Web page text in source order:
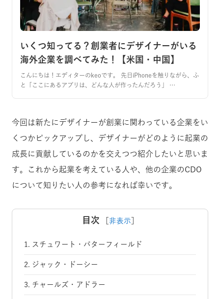
いくつ知ってる？創業者にデザイナーがいる
海外企業を調べてみた！【米国・中国】
こんにちは！エディターのkeoです。 先日iPhoneを触りながら、ふ
と「ここにあるアプリは、どんな人が作ったんだろう」 …
今回は新たにデザイナーが創業に関わっている企業をい
くつかピックアップし、デザイナーがどのように起業の
成長に貢献しているのかを交えつつ紹介したいと思いま
す。これから起業を考えている人や、他の企業のCDO
について知りたい人の参考になれば幸いです。
目次 非表示
1. スチュワート・バターフィールド
2. ジャック・ドーシー
3. チャールズ・アドラー